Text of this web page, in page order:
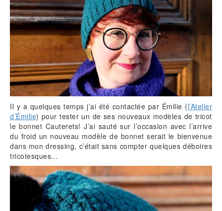
Il y a quelques temps j’ai été contactée par Émilie (l’Atelier
d’Émilie) pour tester un de ses nouveaux modèles de tricot
le bonnet Cauterets! J’ai sauté sur l’occasion avec l’arrive
du froid un nouveau modèle de bonnet serait le bienvenue
dans mon dressing, c’était sans compter quelques déboires
tricotesques…